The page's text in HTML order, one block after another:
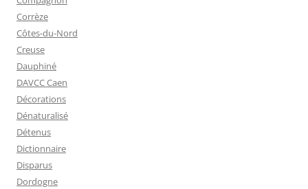
Corrèze
Côtes-du-Nord
Creuse
Dauphiné
DAVCC Caen
Décorations
Dénaturalisé
Détenus
Dictionnaire
Disparus
Dordogne